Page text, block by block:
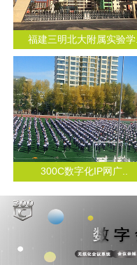
福建三明北大附属实验学..
300C数字化IP网广..